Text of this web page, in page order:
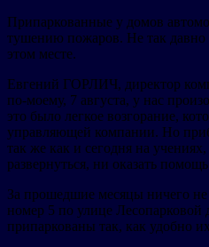
Припаркованные у домов
тушению пожаров. Не так
этом месте.
Евгений ГОРЛИЧ, директор
по-моему, 7 августа, у нас
это было легкое возгорание,
управляющей компании. Но
так же как и сегодня на
развернуться, ни оказать
За прошедшие месяцы ничего
номер 5 по улице Лесопарковой
припаркованы так, как удобно